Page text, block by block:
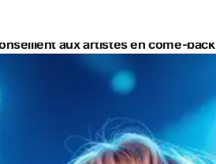
aux artistes en come-back